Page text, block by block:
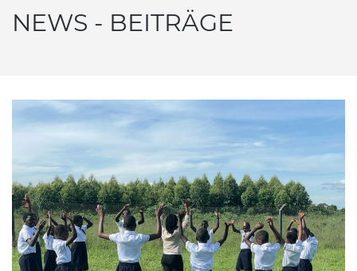
NEWS - BEITRÄGE